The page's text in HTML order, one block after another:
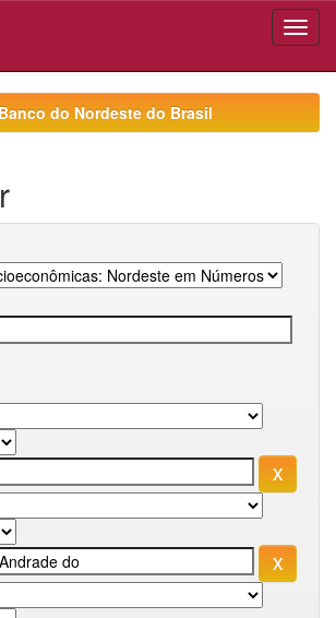
do Nordeste do Brasil